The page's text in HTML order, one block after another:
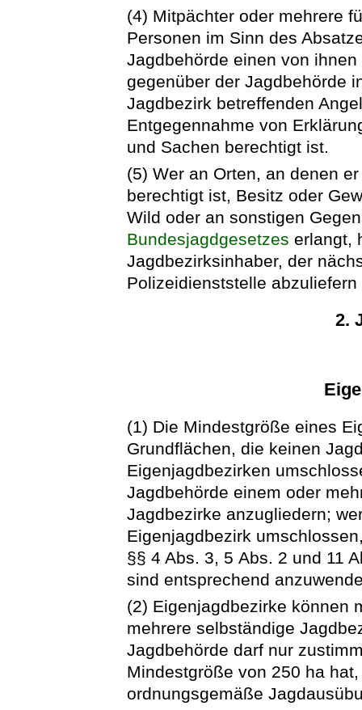
(4) Mitpächter oder mehrere
Personen im Sinn des
Jagdbehörde einen von
gegenüber der Jagdbehörde
Jagdbezirk betreffenden
Entgegennahme von
und Sachen berechtigt ist.
(5) Wer an Orten, an denen
berechtigt ist, Besitz oder
Wild oder an sonstigen
Bundesjagdgesetzes erlangt,
Jagdbezirksinhaber, der
Polizeidienststelle
2.
(1) Die Mindestgröße eines
Grundflächen, die keinen
Eigenjagdbezirken
Jagdbehörde einem oder
Jagdbezirke anzugliedern;
Eigenjagdbezirk
§§ 4 Abs. 3, 5 Abs. 2 und 11
sind entsprechend
(2) Eigenjagdbezirke können
mehrere selbständige
Jagdbehörde darf nur
Mindestgröße von 250 ha
ordnungsgemäße